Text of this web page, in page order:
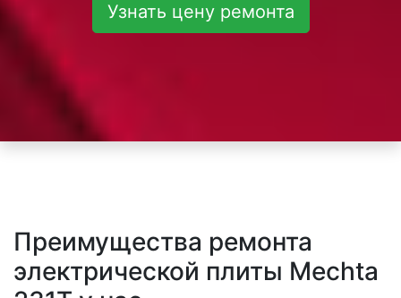
Узнать цену ремонта
Преимущества ремонта
электрической плиты Mechta